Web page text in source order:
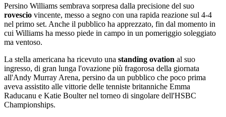
Persino Williams sembrava sorpresa dalla precisione del suo
rovescio vincente, messo a segno con una rapida reazione sul 4-4
nel primo set. Anche il pubblico ha apprezzato, fin dal momento in
cui Williams ha messo piede in campo in un pomeriggio soleggiato
ma ventoso.
La stella americana ha ricevuto una standing ovation al suo
ingresso, di gran lunga l'ovazione più fragorosa della giornata
all'Andy Murray Arena, persino da un pubblico che poco prima
aveva assistito alle vittorie delle tenniste britanniche Emma
Raducanu e Katie Boulter nel torneo di singolare dell'HSBC
Championships.